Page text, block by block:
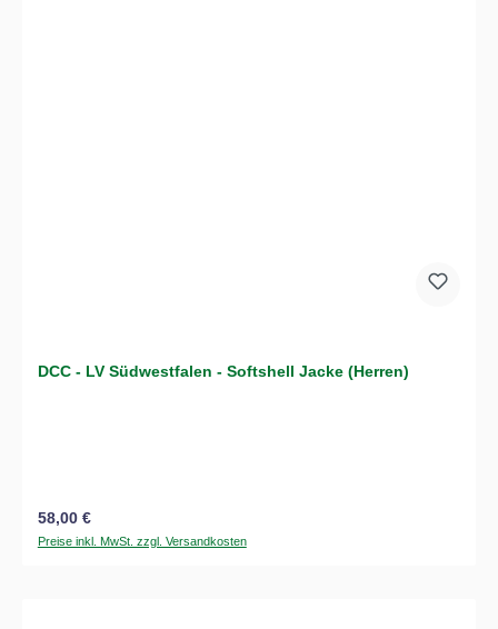
DCC - LV Südwestfalen - Softshell Jacke (Herren)
Regulärer Preis:
58,00 €
Preise inkl. MwSt. zzgl. Versandkosten